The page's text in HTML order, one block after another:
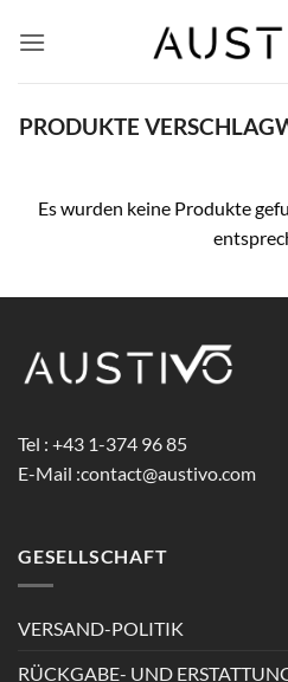
Inhalt
PRODUKTE
Es wurden keine Produkte
Tel : +43 1-374 96 85
E-Mail :contact@austivo.com
GESELLSCHAFT
VERSAND-POLITIK
RÜCKGABE- UND